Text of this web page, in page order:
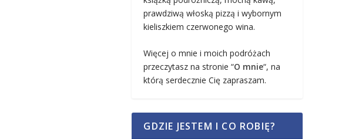
prawdziwą włoską pizzą i wybornym
kieliszkiem czerwonego wina.
Więcej o mnie i moich podróżach
przeczytasz na stronie “O mnie“, na
którą serdecznie Cię zapraszam.
GDZIE JESTEM I CO ROBIĘ?